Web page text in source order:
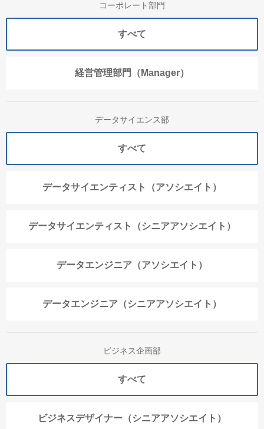
コーポレート部門
すべて
経営管理部門（Manager）
データサイエンス部
すべて
データサイエンティスト（アソシエイト）
データサイエンティスト（シニアアソシエイト）
データエンジニア（アソシエイト）
データエンジニア（シニアアソシエイト）
ビジネス企画部
すべて
ビジネスデザイナー（シニアアソシエイト）